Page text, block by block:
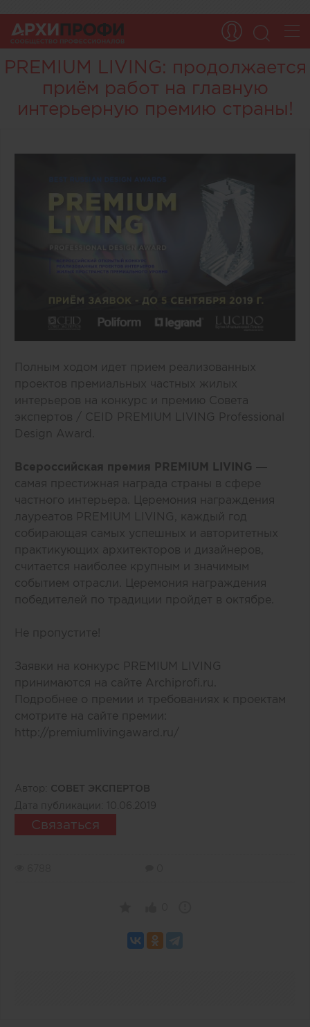
PREMIUM LIVING: продолжается
приём работ на главную
интерьерную премию страны!
Полным ходом идет прием реализованных
проектов премиальных частных жилых
интерьеров на конкурс и премию Совета
экспертов / CEID PREMIUM LIVING Professional
Design Award
Всероссийская премия PREMIUM LIVING —
самая престижная награда страны в сфере
частного интерьера. Церемония награждения
лауреатов PREMIUM LIVING, каждый год
собирающая самых успешных и авторитетных
практикующих архитекторов и дизайнеров,
считается наиболее крупным и значимым
событием отрасли. Церемония награждения
победителей по традиции пройдет в октябре.
Не пропустите!
Заявки на конкурс PREMIUM LIVING
принимаются на сайте Archiprofi.ru.
Подробнее о премии и требованиях к проектам
смотрите на сайте премии:
http://premiumlivingaward.ru/
Автор: СОВЕТ ЭКСПЕРТОВ
Дата публикации:
10.06.2019
Связаться